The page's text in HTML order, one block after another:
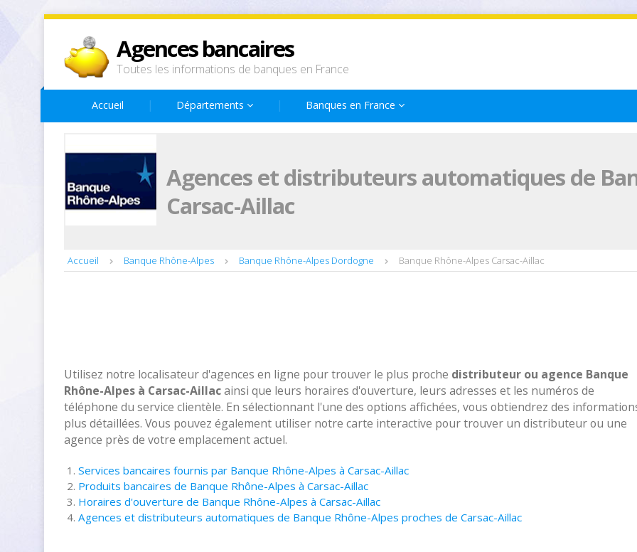
Agences bancaires
Toutes les informations de banques en France
Accueil Départements Banques en France
Agences et distributeurs automatiques de
Carsac-Aillac
Accueil Banque Rhône-Alpes Banque Rhône-Alpes Dordogne Banque Rhône-Alpes Carsac-Aillac
Utilisez notre localisateur d'agences en ligne pour trouver le plus proche distributeur ou agence Banque
Rhône-Alpes à Carsac-Aillacainsi que leurs horaires d'ouverture, leurs adresses et les numéros de
téléphone du service clientèle. En sélectionnant l'une des options affichées, vous obtiendrez des
plus détaillées. Vous pouvez également utiliser notre carte interactive pour trouver un distributeur ou une
agence près de votre emplacement actuel.
Services bancaires fournis par Banque Rhône-Alpes à Carsac-Aillac
Produits bancaires de Banque Rhône-Alpes à Carsac-Aillac
Horaires d'ouverture de Banque Rhône-Alpes à Carsac-Aillac
Agences et distributeurs automatiques de Banque Rhône-Alpes proches de Carsac-Aillac